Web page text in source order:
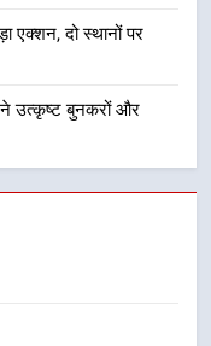
कॉरिडोर से जुड़ी
समयबद्ध एवं
सुनिश्चित करने के
से कोई समझौता
एक्शन, दो स्थानों पर
ने उत्कृष्ट बुनकरों और